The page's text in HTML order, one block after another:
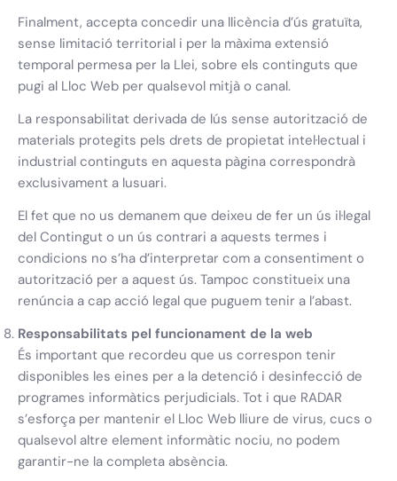
Finalment, accepta concedir una llicència d’ús gratuïta,
sense limitació territorial i per la màxima extensió
temporal permesa per la Llei, sobre els continguts que
pugi al Lloc Web per qualsevol mitjà o canal.
La responsabilitat derivada de lús sense autorització de
materials protegits pels drets de propietat intel·lectual i
industrial continguts en aquesta pàgina correspondrà
exclusivament a lusuari.
El fet que no us demanem que deixeu de fer un ús il·legal
del Contingut o un ús contrari a aquests termes i
condicions no s’ha d’interpretar com a consentiment o
autorització per a aquest ús. Tampoc constitueix una
renúncia a cap acció legal que puguem tenir a l’abast.
Responsabilitats pel funcionament de la web
És important que recordeu que us correspon tenir
disponibles les eines per a la detenció i desinfecció de
programes informàtics perjudicials. Tot i que RADAR
s’esforça per mantenir el Lloc Web lliure de virus, cucs o
qualsevol altre element informàtic nociu, no podem
garantir-ne la completa absència.